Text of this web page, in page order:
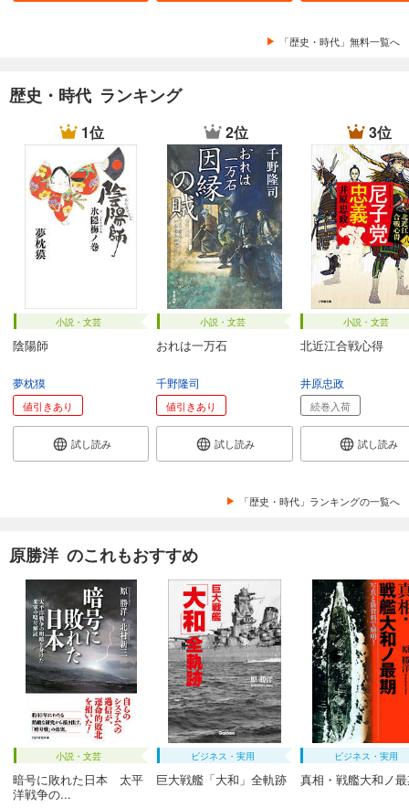
「歴史・時代」無料一覧へ
歴史・時代 ランキング
1位
小説・文芸
陰陽師
夢枕獏
値引きあり
試し読み
2位
小説・文芸
おれは一万石
千野隆司
値引きあり
試し読み
3位
小説・文芸
北近江合戦心得
井原忠政
続巻入荷
試し読み
「歴史・時代」ランキングの一覧へ
原勝洋 のこれもおすすめ
小説・文芸
暗号に敗れた日本 太平
洋戦争の...
ビジネス・実用
巨大戦艦「大和」全軌跡
ビジネス・実用
真相・戦艦大和ノ